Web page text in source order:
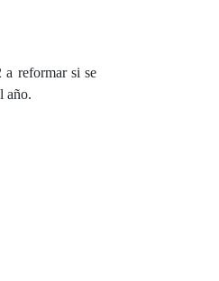
a reformar si se
año.